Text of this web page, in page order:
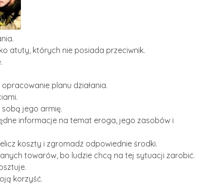
atuty, których nie posiada przeciwnik.
planu działania.
sobą jego armię.
informacje na temat eroga, jego zasobów i
koszty i zgromadź odpowiednie środki.
towarów, bo ludzie chcą na tej sytuacji zarobić.
korzyść.